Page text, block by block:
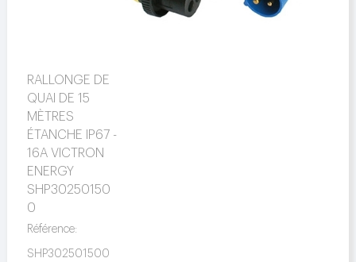
RALLONGE DE
QUAI DE 15
MÈTRES
ÉTANCHE IP67 -
16A VICTRON
ENERGY
SHP30250150
0
Référence:
SHP302501500